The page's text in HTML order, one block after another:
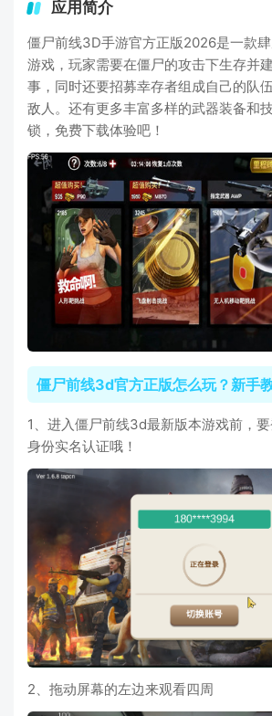
应用简介
僵尸前线3D手游官方正版2026是一款
游戏，玩家需要在僵尸的攻击下生存并
事，同时还要招募幸存者组成自己的队
敌人。还有更多丰富多样的武器装备和
锁，免费下载体验吧！
僵尸前线3d官方正版怎么玩？新手
1、进入僵尸前线3d最新版本游戏前，
身份实名认证哦！
2、拖动屏幕的左边来观看四周